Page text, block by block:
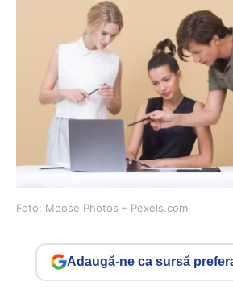
Foto: Moose Photos – Pexels.com
Adaugă-ne ca sursă